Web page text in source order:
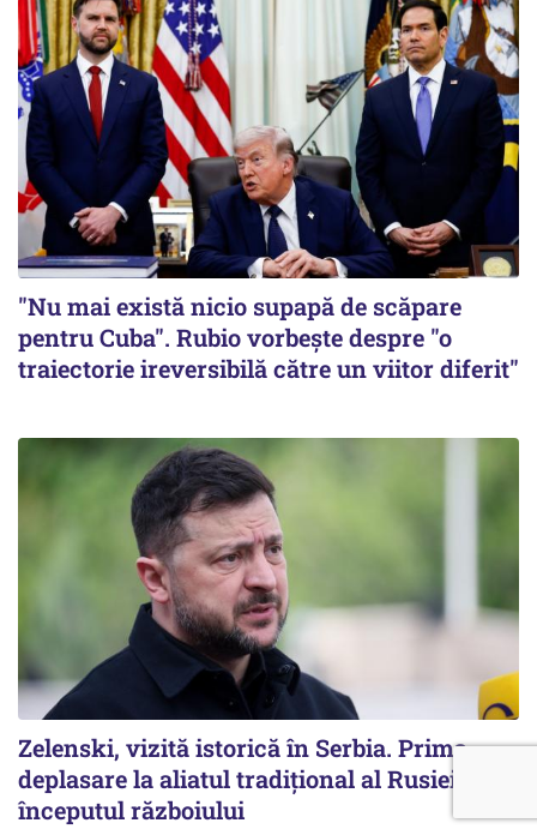
"Nu mai există nicio supapă de scăpare
pentru Cuba". Rubio vorbește despre "o
traiectorie ireversibilă către un viitor diferit"
Zelenski, vizită istorică în Serbia. Prima
deplasare la aliatul tradițional al Rusiei de la
începutul războiului